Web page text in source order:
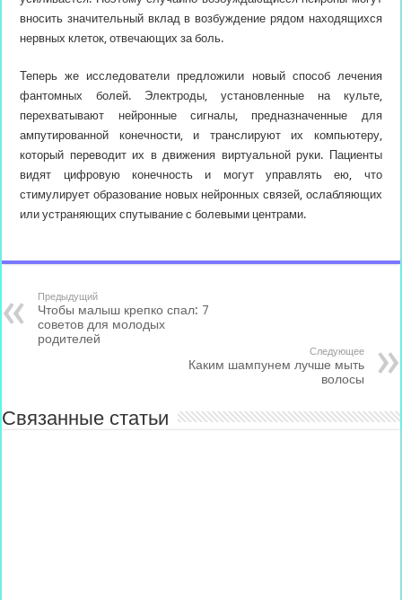
вносить значительный вклад в возбуждение рядом находящихся
нервных клеток, отвечающих за боль.
Теперь же исследователи предложили новый способ лечения
фантомных болей. Электроды, установленные на культе,
перехватывают нейронные сигналы, предназначенные для
ампутированной конечности, и транслируют их компьютеру,
который переводит их в движения виртуальной руки. Пациенты
видят цифровую конечность и могут управлять ею, что
стимулирует образование новых нейронных связей, ослабляющих
или устраняющих спутывание с болевыми центрами.
Предыдущий
Чтобы малыш крепко спал: 7
советов для молодых
родителей
Следующее
Каким шампунем лучше мыть
волосы
Связанные статьи